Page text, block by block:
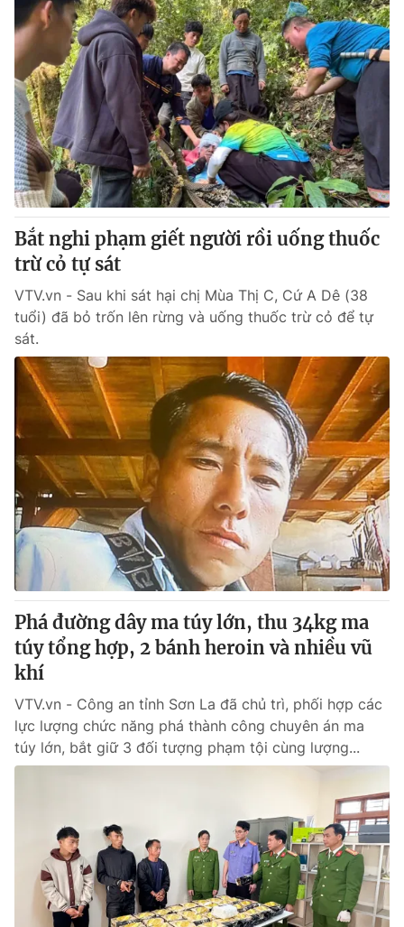
Giải sao mai
Sao
Làm đẹp
Chất lượng cuộc sống
Giáo dục
Tuyển sinh
Học trực tuyến
Công nghệ
Hitech Công nghệ tương lai
Sản phẩm
Thị trường
Tư vấn
Giao lưu trực tuyến
Lịch phát sóng
Chuyên mục khác
Emagazine
Photo Infographic
Video Shorts video
VTV Money VTV Thể thao
VTV Sức khoẻ Bất động sản
Thị trường 24h Tấm lòng Việt
VTV4 Vươn mình bằng AI
VTV9 VTV8
Theo dõi báo trên
Cơ quan chủ quản:Đài Truyền hình Việt Nam
Cơ quan báo chí:Thời báo VTV
Bắt nghi phạm giết người rồi uống thuốc
trừ cỏ tự sát
VTV.vn - Sau khi sát hại chị Mùa Thị C, Cứ A Dê (38
tuổi) đã bỏ trốn lên rừng và uống thuốc trừ cỏ để tự
sát.
Phá đường dây ma túy lớn, thu 34kg ma
túy tổng hợp, 2 bánh heroin và nhiều vũ
khí
VTV.vn - Công an tỉnh Sơn La đã chủ trì, phối hợp các
lực lượng chức năng phá thành công chuyên án ma
túy lớn, bắt giữ 3 đối tượng phạm tội cùng lượng...